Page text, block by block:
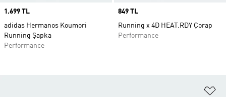
Price
1.699 TL
adidas Hermanos Koumori
Running Şapka
Performance
Price
849 TL
Running x 4D HEAT.RDY Çorap
Performance